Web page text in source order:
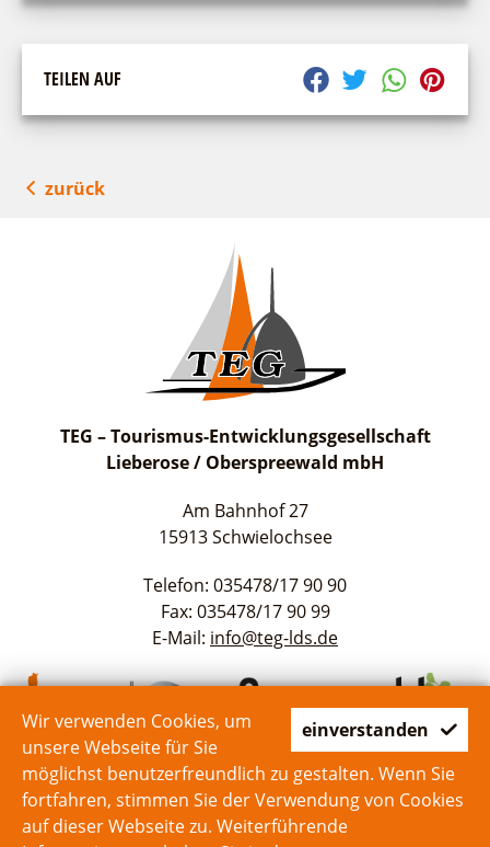
einverstanden
Wir verwenden Cookies, um
unsere Webseite für Sie
möglichst benutzerfreundlich zu gestalten. Wenn Sie
fortfahren, stimmen Sie der Verwendung von Cookies
auf dieser Webseite zu. Weiterführende
TEILEN AUF
zurück
TEG – Tourismus-Entwicklungsgesellschaft
Lieberose / Oberspreewald mbH
Am Bahnhof 27
15913 Schwielochsee
Telefon: 035478/17 90 90
Fax: 035478/17 90 99
E-Mail: info@teg-lds.de
Start Kontakt Impressum Datenschutz